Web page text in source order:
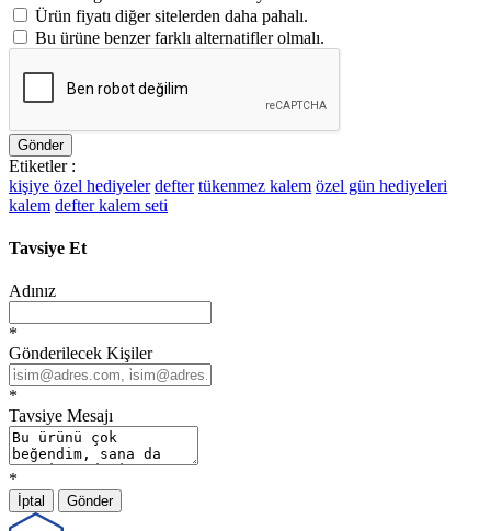
Ürün fiyatı diğer sitelerden daha pahalı.
Bu ürüne benzer farklı alternatifler olmalı.
Gönder
Etiketler :
kişiye özel hediyeler defter tükenmez kalem özel gün hediyeleri
kalem defter kalem seti
Tavsiye Et
Adınız
*
Gönderilecek Kişiler
*
Tavsiye Mesajı
*
İptal Gönder